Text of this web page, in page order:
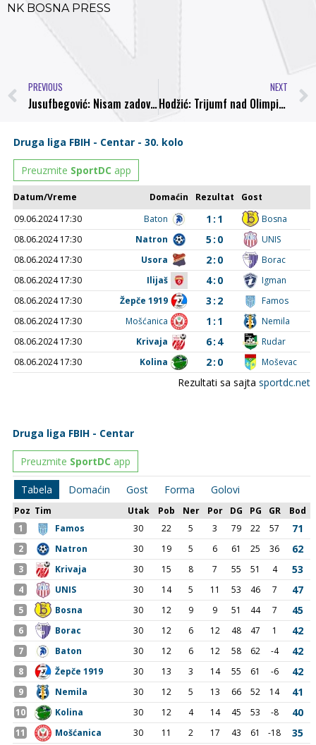
NK BOSNA PRESS
PREVIOUS
Jusufbegović: Nisam zadovoljan utakmicom u Kaknju
NEXT
Hodžić: Trijumf nad Olimpicom nas je približio opstanku